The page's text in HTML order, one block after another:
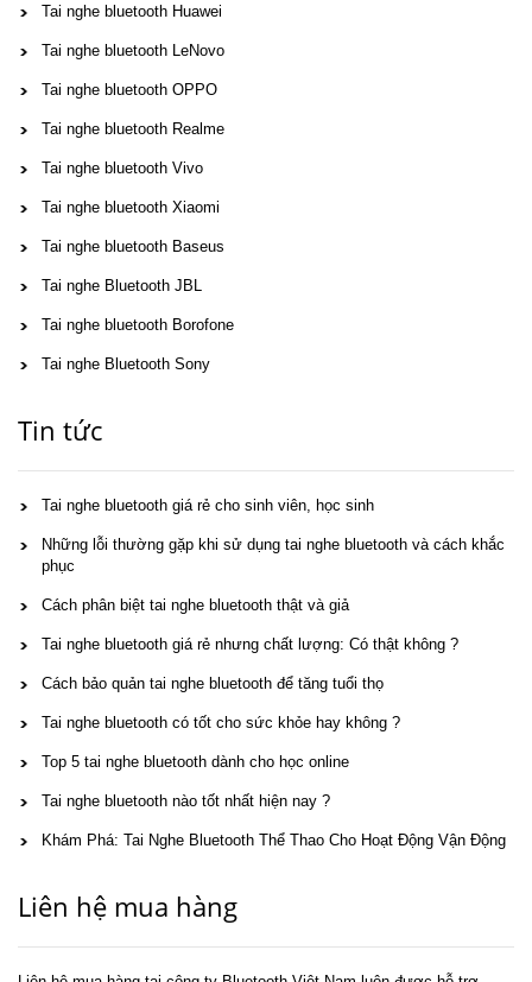
Tai nghe bluetooth Huawei
Tai nghe bluetooth LeNovo
Tai nghe bluetooth OPPO
Tai nghe bluetooth Realme
Tai nghe bluetooth Vivo
Tai nghe bluetooth Xiaomi
Tai nghe bluetooth Baseus
Tai nghe Bluetooth JBL
Tai nghe bluetooth Borofone
Tai nghe Bluetooth Sony
Tin tức
Tai nghe bluetooth giá rẻ cho sinh viên, học sinh
Những lỗi thường gặp khi sử dụng tai nghe bluetooth và cách khắc
phục
Cách phân biệt tai nghe bluetooth thật và giả
Tai nghe bluetooth giá rẻ nhưng chất lượng: Có thật không ?
Cách bảo quản tai nghe bluetooth để tăng tuổi thọ
Tai nghe bluetooth có tốt cho sức khỏe hay không ?
Top 5 tai nghe bluetooth dành cho học online
Tai nghe bluetooth nào tốt nhất hiện nay ?
Khám Phá: Tai Nghe Bluetooth Thể Thao Cho Hoạt Động Vận Động
Liên hệ mua hàng